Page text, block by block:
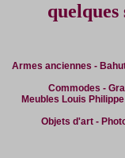
Armes anciennes -
Commodes -
Meubles Louis
Objets d'art -